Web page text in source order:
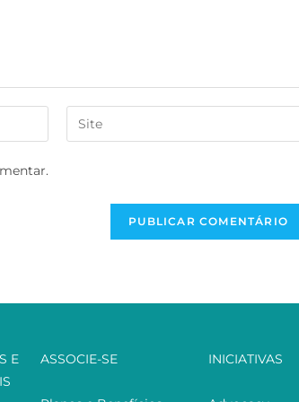
E
ASSOCIE-SE INICIATIVAS